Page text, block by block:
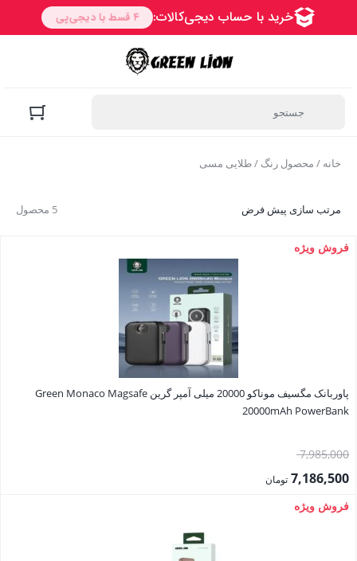
خانه / محصول رنگ / طلایی مسی
5 محصول مرتب سازی پیش فرض
فروش ویژه
پاوربانک مگسیف موناکو 20000 میلی آمپر گرین Green Monaco Magsafe
20000mAh PowerBank
7,985,000قیمت
اصلی:7,186,500 تومان
قیمت
فروش ویژه